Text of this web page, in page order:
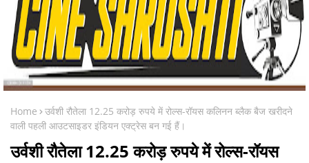
Home
उर्वशी रौतेला 12.25 करोड़ रुपये में रोल्स-रॉयस कलिनन ब्लैक बैज खरीदने
वाली पहली आउटसाइडर इंडियन एक्ट्रेस बन गई हैं।
उर्वशी रौतेला 12.25 करोड़ रुपये में रोल्स-रॉयस